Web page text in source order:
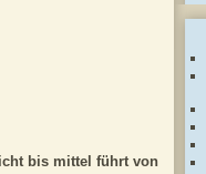
bis mittel führt von